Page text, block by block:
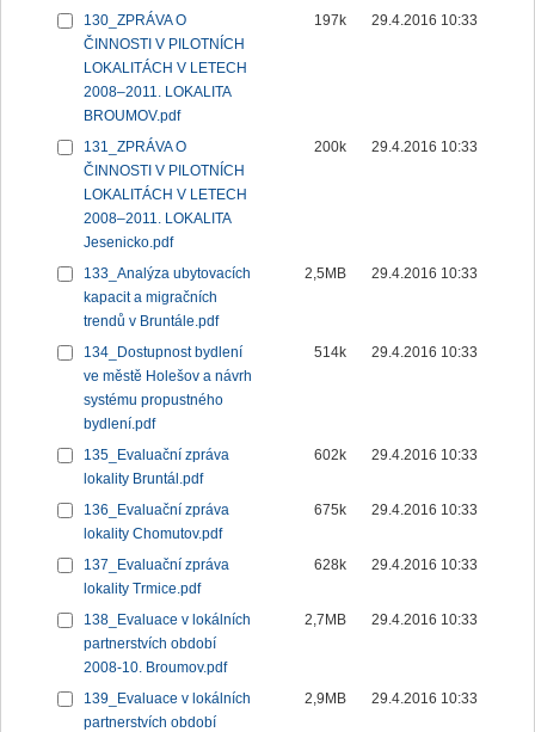
130_ZPRÁVA O
ČINNOSTI V PILOTNÍCH
LOKALITÁCH V LETECH
2008–2011. LOKALITA
BROUMOV.pdf
197k 29.4.2016 10:33
131_ZPRÁVA O
ČINNOSTI V PILOTNÍCH
LOKALITÁCH V LETECH
2008–2011. LOKALITA
Jesenicko.pdf
200k 29.4.2016 10:33
133_Analýza ubytovacích
kapacit a migračních
trendů v Bruntále.pdf
2,5MB 29.4.2016 10:33
134_Dostupnost bydlení
ve městě Holešov a návrh
systému propustného
bydlení.pdf
514k 29.4.2016 10:33
135_Evaluační zpráva
lokality Bruntál.pdf
602k 29.4.2016 10:33
136_Evaluační zpráva
lokality Chomutov.pdf
675k 29.4.2016 10:33
137_Evaluační zpráva
lokality Trmice.pdf
628k 29.4.2016 10:33
138_Evaluace v lokálních
partnerstvích období
2008-10. Broumov.pdf
2,7MB 29.4.2016 10:33
139_Evaluace v lokálních
partnerstvích období
2,9MB 29.4.2016 10:33